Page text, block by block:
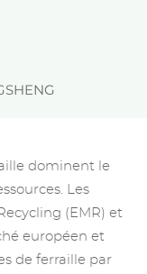
dominent le
Les
(EMR) et
européen et
de ferraille par